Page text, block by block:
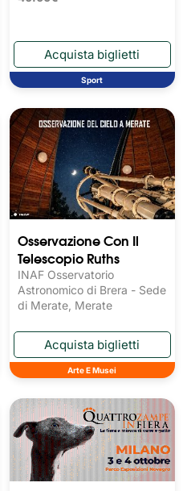
Sport
Osservazione Con Il
Telescopio Ruths
INAF Osservatorio
Astronomico di Brera - Sede
di Merate, Merate
Arte E Musei